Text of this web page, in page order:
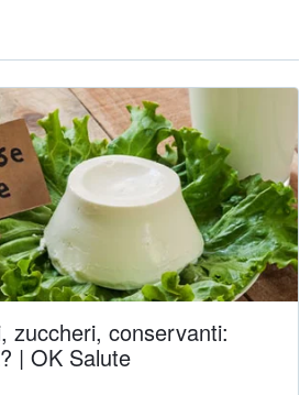
zuccheri, conservanti:
| OK Salute